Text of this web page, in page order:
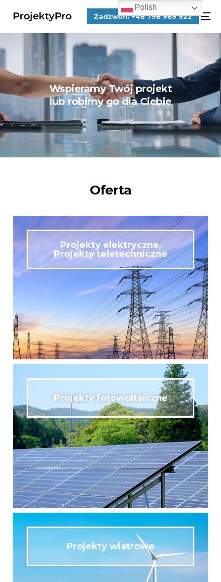
Zadzwoń: +48 796 989 922
Wspieramy Twój projekt
lub robimy go dla Ciebie
Oferta
Projekty elektryczne,
Projekty teletechniczne
Projekty fotowoltaiczne
Projekty wiatrowe
Polish